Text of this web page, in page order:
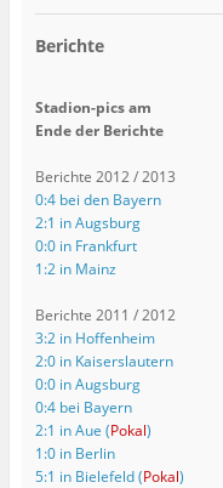
Berichte
Stadion-pics am
Ende der Berichte
Berichte 2012 / 2013
0:4 bei den Bayern
2:1 in Augsburg
0:0 in Frankfurt
1:2 in Mainz
Berichte 2011 / 2012
3:2 in Hoffenheim
2:0 in Kaiserslautern
0:0 in Augsburg
0:4 bei Bayern
2:1 in Aue (Pokal)
1:0 in Berlin
5:1 in Bielefeld (Pokal)